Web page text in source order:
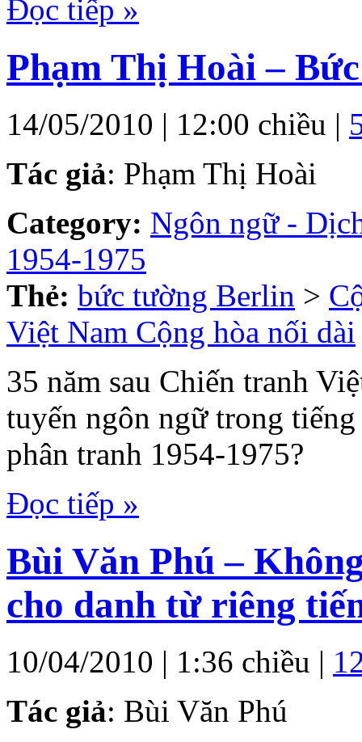
Đọc tiếp »
Phạm Thị Hoài –
14/05/2010 | 12:00 chiều |
Tác giả: Phạm Thị Hoài
Category: Ngôn ngữ -
1954-1975
Thẻ: bức tường Berlin >
Việt Nam Cộng hòa nối dài
35 năm sau Chiến tranh
tuyến ngôn ngữ trong
phân tranh 1954-1975?
Đọc tiếp »
Bùi Văn Phú –
cho danh từ riêng
10/04/2010 | 1:36 chiều |
Tác giả: Bùi Văn Phú